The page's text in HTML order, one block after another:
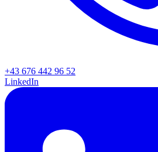
+43 676 442 96 52
LinkedIn